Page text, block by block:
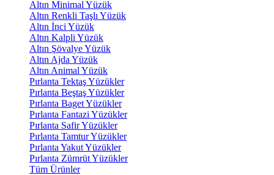
Altın Minimal Yüzük
Altın Renkli Taşlı Yüzük
Altın İnci Yüzük
Altın Kalpli Yüzük
Altın Şövalye Yüzük
Altın Ajda Yüzük
Altın Animal Yüzük
Pırlanta Tektaş Yüzükler
Pırlanta Beştaş Yüzükler
Pırlanta Baget Yüzükler
Pırlanta Fantazi Yüzükler
Pırlanta Safir Yüzükler
Pırlanta Tamtur Yüzükler
Pırlanta Yakut Yüzükler
Pırlanta Zümrüt Yüzükler
Tüm Ürünler